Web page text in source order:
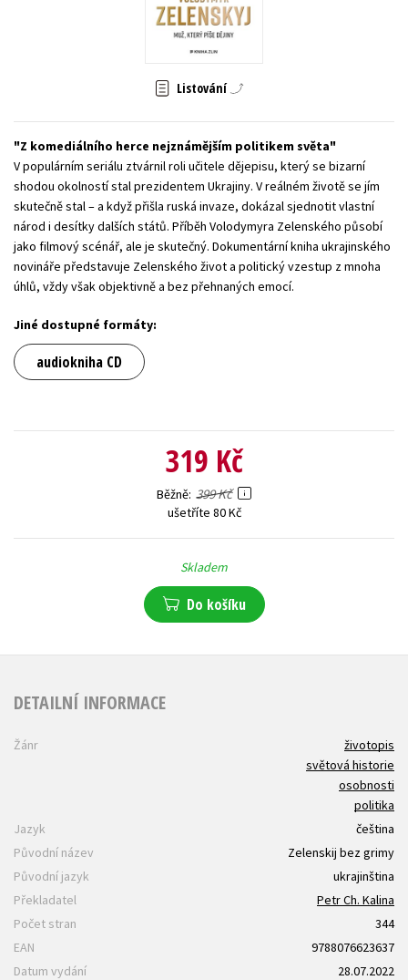
Zahraniční literatura
Listování
Z komediálního herce nejznámějším politikem světa
V populárním seriálu ztvárnil roli učitele dějepisu, který se bizarní
shodou okolností stal prezidentem Ukrajiny. V reálném životě se jím
skutečně stal – a když přišla ruská invaze, dokázal sjednotit vlastní
národ i desítky dalších států. Příběh Volodymyra Zelenského působí
jako filmový scénář, ale je skutečný. Dokumentární kniha ukrajinského
novináře představuje Zelenského život a politický vzestup z mnoha
úhlů, vždy však objektivně a bez přehnaných emocí.
Jiné dostupné formáty:
audiokniha CD
319 Kč
Běžně 399 Kč
ušetříte 80 Kč
Skladem
Do košíku
DETAILNÍ INFORMACE
Žánr
životopis
světová historie
osobnosti
politika
Jazyk
čeština
Původní název
Zelenskij bez grimy
Původní jazyk
ukrajinština
Překladatel
Petr Ch. Kalina
Počet stran
344
EAN
9788076623637
Datum vydání
28.07.2022